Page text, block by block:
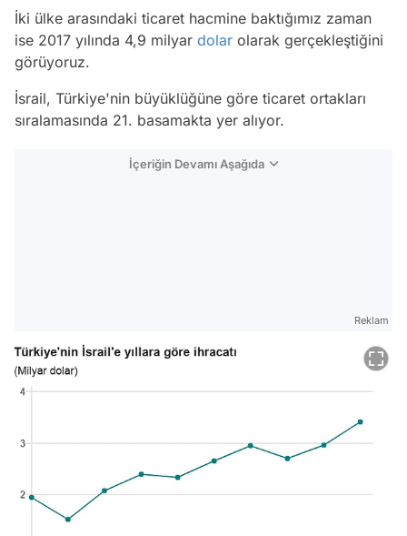
İki ülke arasındaki ticaret hacmine baktığımız zaman
ise 2017 yılında 4,9 milyar dolar olarak gerçekleştiğini
görüyoruz.
İsrail, Türkiye'nin büyüklüğüne göre ticaret ortakları
sıralamasında 21. basamakta yer alıyor.
İçeriğin Devamı Aşağıda
Reklam